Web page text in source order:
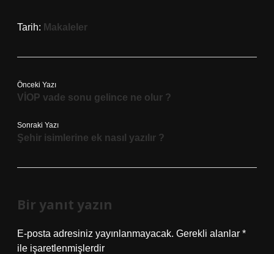
Tarih: Makaleler
Önceki Yazı
VİOP vade sonu gelince ne olur ?
Sonraki Yazı
Şehir isimlerine ek nasıl yazılır ?
Bir yanıt yazın
E-posta adresiniz yayınlanmayacak. Gerekli alanlar *
ile işaretlenmişlerdir